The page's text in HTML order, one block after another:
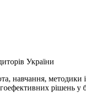
України
навчання, методики
рішень у